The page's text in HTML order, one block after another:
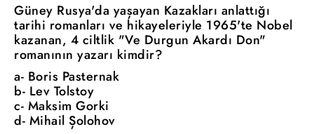
Güney Rusya'da yaşayan Kazakları anlattığı
tarihi romanları ve hikayeleriyle 1965'te Nobel
kazanan, 4 ciltlik "Ve Durgun Akardı Don"
romanının yazarı kimdir?
a- Boris Pasternak
b- Lev Tolstoy
c- Maksim Gorki
d- Mihail Şolohov